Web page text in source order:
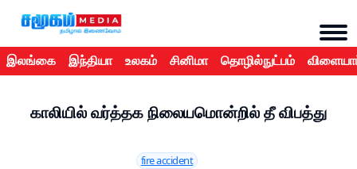
இலங்கை இந்தியா உலகம் சினிமா தொழில்நுட்பம்
காலியில் வர்த்தக நிலையமொன்றில் தீ விபத்து
fire accident